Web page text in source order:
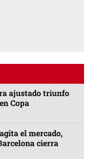
ajustado triunfo
Copa
el mercado,
cierra